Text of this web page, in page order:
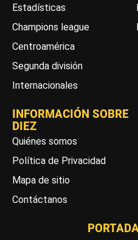
Estadísticas
Champions league
Centroamérica
Segunda división
Internacionales
INFORMACIÓN SOBRE
DIEZ
Quiénes somos
Política de Privacidad
Mapa de sitio
Contáctanos